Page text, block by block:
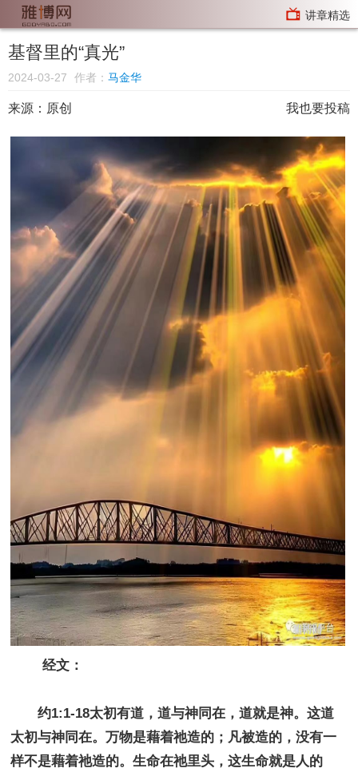
讲章精选
基督里的“真光”
2024-03-27 作者： 马金华
来源：原创 我也要投稿
经文：
约1:1-18太初有道，道与神同在，道就是神。这道
太初与神同在。万物是藉着祂造的；凡被造的，没有一
样不是藉着祂造的。生命在祂里头，这生命就是人的